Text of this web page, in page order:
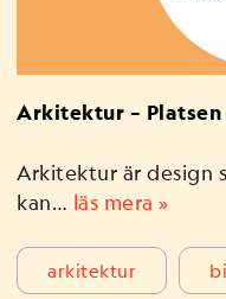
Arkitektur – Platsen
Arkitektur är design
kan… läs mera »
arkitektur